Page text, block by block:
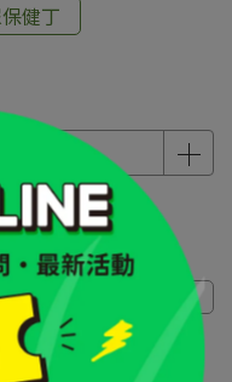
健丁
於 NT$0 )